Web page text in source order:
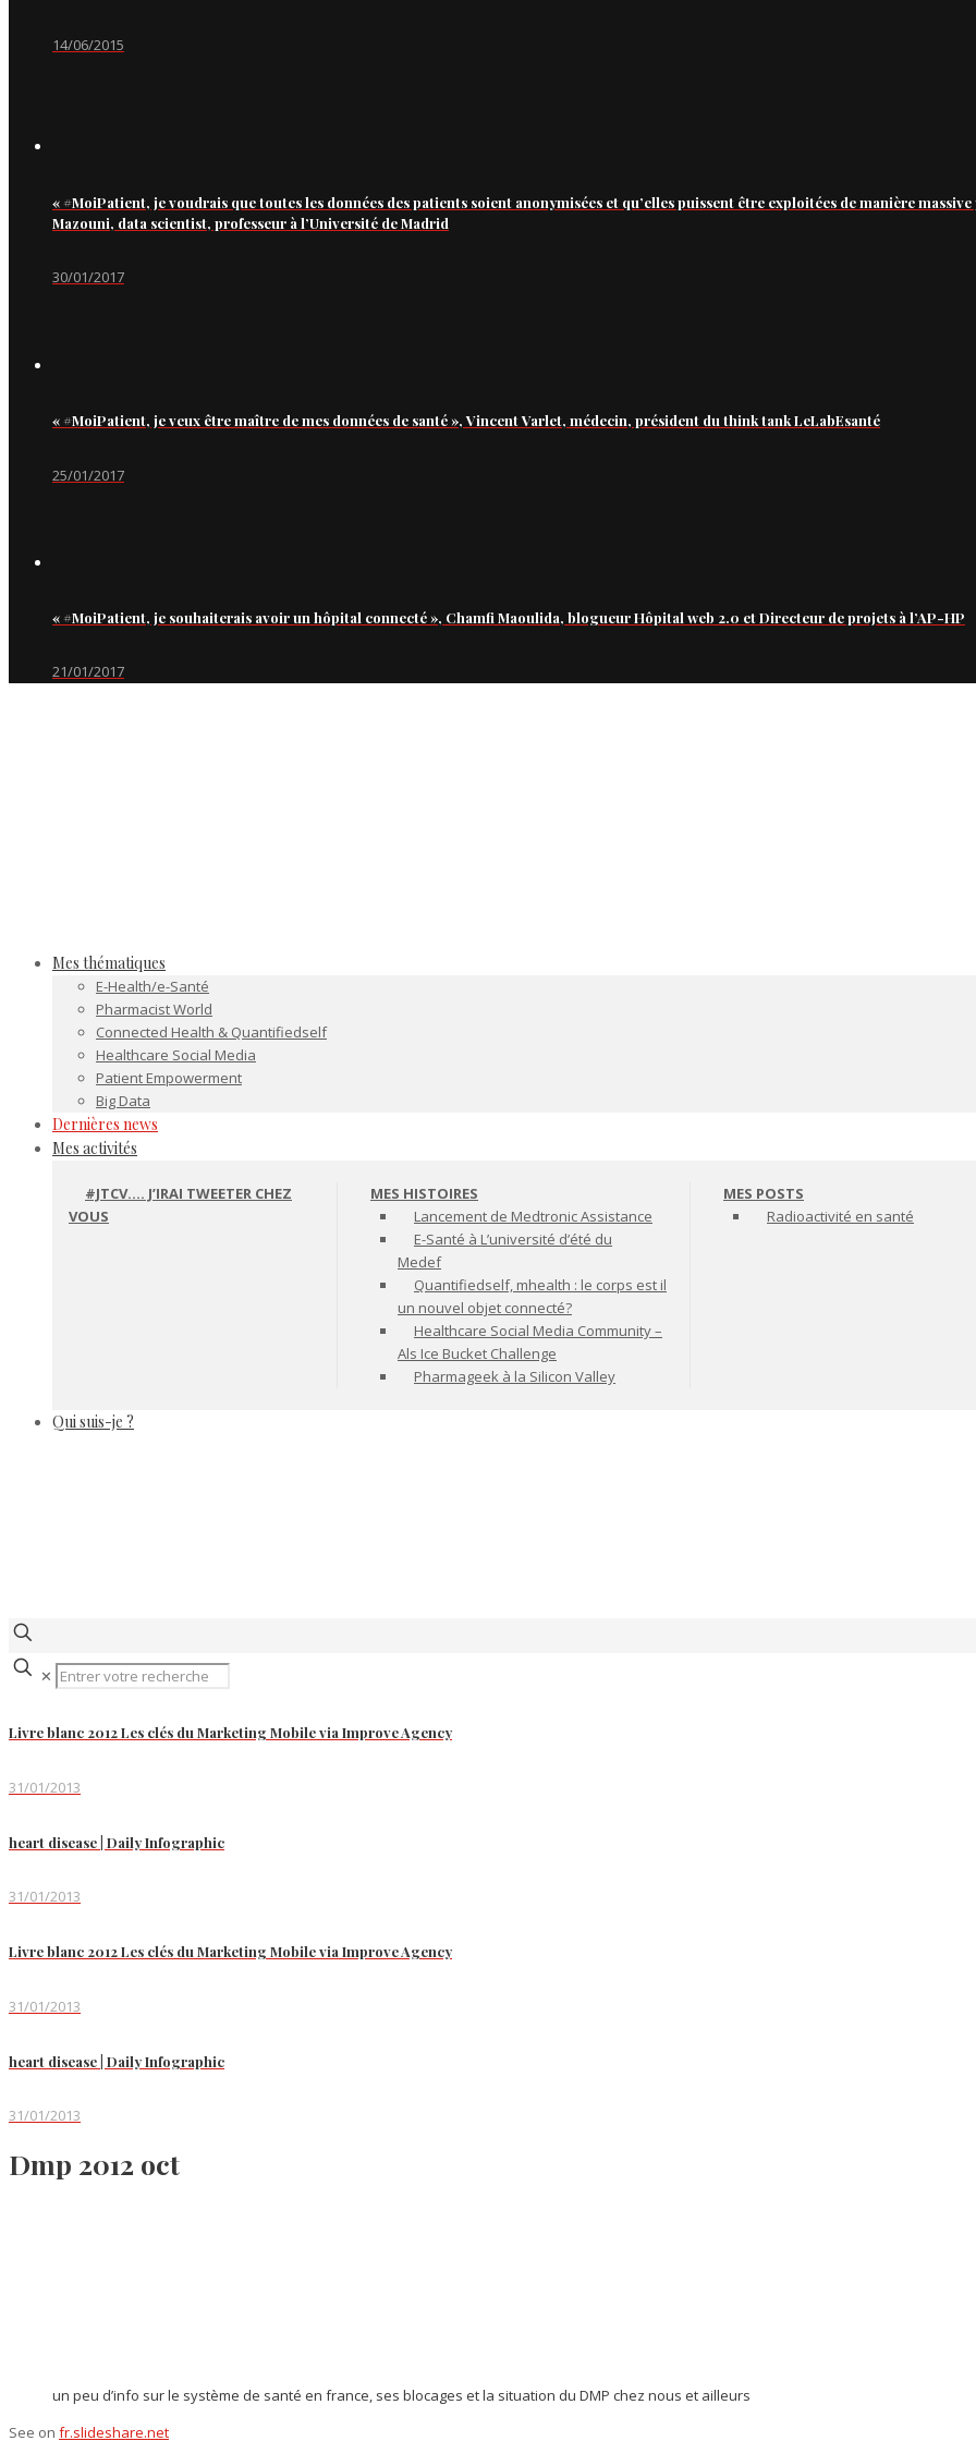
14/06/2015
« #MoiPatient, je voudrais que toutes les données des patients soient anonymisées et qu’elles puissent être exploitées de manière
Mazouni, data scientist, professeur à l’Université de Madrid
30/01/2017
« #MoiPatient, je veux être maître de mes données de santé », Vincent Varlet, médecin, président du think tank LeLabEsanté
25/01/2017
« #MoiPatient, je souhaiterais avoir un hôpital connecté », Chamfi Maoulida, blogueur Hôpital web 2.0 et Directeur de projets à l’AP-HP
21/01/2017
Mes thématiques
E-Health/e-Santé
Pharmacist World
Connected Health & Quantifiedself
Healthcare Social Media
Patient Empowerment
Big Data
Dernières news
Mes activités
#JTCV…. J’IRAI TWEETER CHEZ
VOUS
MES HISTOIRES
Lancement de Medtronic Assistance
E-Santé à L’université d’été du
Medef
Quantifiedself, mhealth : le corps est il
un nouvel objet connecté?
Healthcare Social Media Community –
Als Ice Bucket Challenge
Pharmageek à la Silicon Valley
MES POSTS
Radioactivité en santé
Qui suis-je ?
✕
Livre blanc 2012 Les clés du Marketing Mobile via Improve Agency
31/01/2013
heart disease | Daily Infographic
31/01/2013
Livre blanc 2012 Les clés du Marketing Mobile via Improve Agency
31/01/2013
heart disease | Daily Infographic
31/01/2013
Dmp 2012 oct
un peu d’info sur le système de santé en france, ses blocages et la situation du DMP chez nous et ailleurs
See on fr.slideshare.net